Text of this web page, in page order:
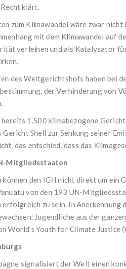
klärt.
zum Klimawandel wäre zwar
mit dem Klimawandel auf
verleihen und als Katalysator
des Weltgerichtshofs haben bei
der Verhinderung von
1.500 klimabezogene
Gericht Shell zur Senkung seiner
das entschied, dass das
Mitgliedsstaaten
können den IGH nicht direkt um ein
von den 193 UN-
erfolgreich zu sein. In
Jugendliche aus der
World’s Youth for Climate Justice
signalisiert der Welt einen